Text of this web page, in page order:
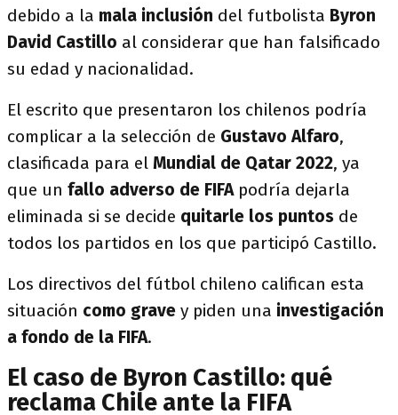
debido a la mala inclusión del futbolista Byron
David Castillo al considerar que han falsificado
su edad y nacionalidad.
El escrito que presentaron los chilenos podría
complicar a la selección de Gustavo Alfaro,
clasificada para el Mundial de Qatar 2022, ya
que un fallo adverso de FIFApodría dejarla
eliminada si se decide quitarle los puntos de
todos los partidos en los que participó Castillo.
Los directivos del fútbol chileno califican esta
situación como grave y piden una investigación
a fondo de la FIFA.
El caso de Byron Castillo: qué
reclama Chile ante la FIFA